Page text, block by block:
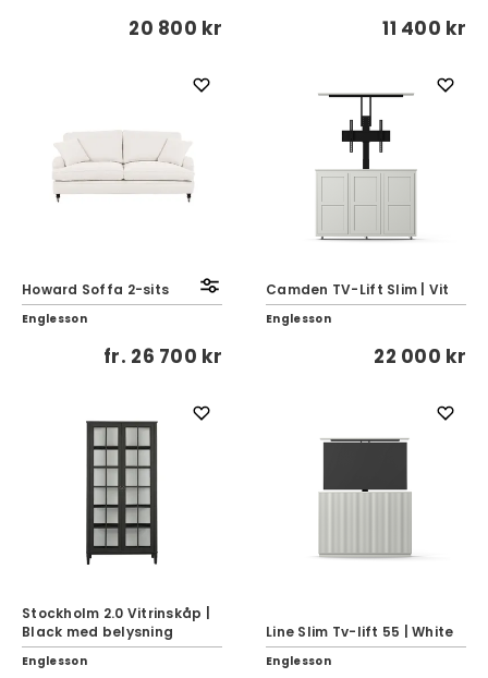
20 800 kr 11 400 kr
Howard Soffa 2-sits
Englesson
fr. 26 700 kr
Camden TV-Lift Slim | Vit
Englesson
22 000 kr
Stockholm 2.0 Vitrinskåp |
Black med belysning
Englesson
Line Slim Tv-lift 55 | White
Englesson